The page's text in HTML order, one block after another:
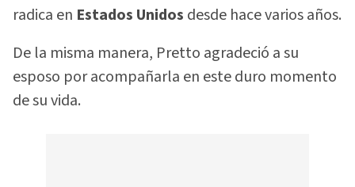
radica en Estados Unidos desde hace varios años.
De la misma manera, Pretto agradeció a su
esposo por acompañarla en este duro momento
de su vida.